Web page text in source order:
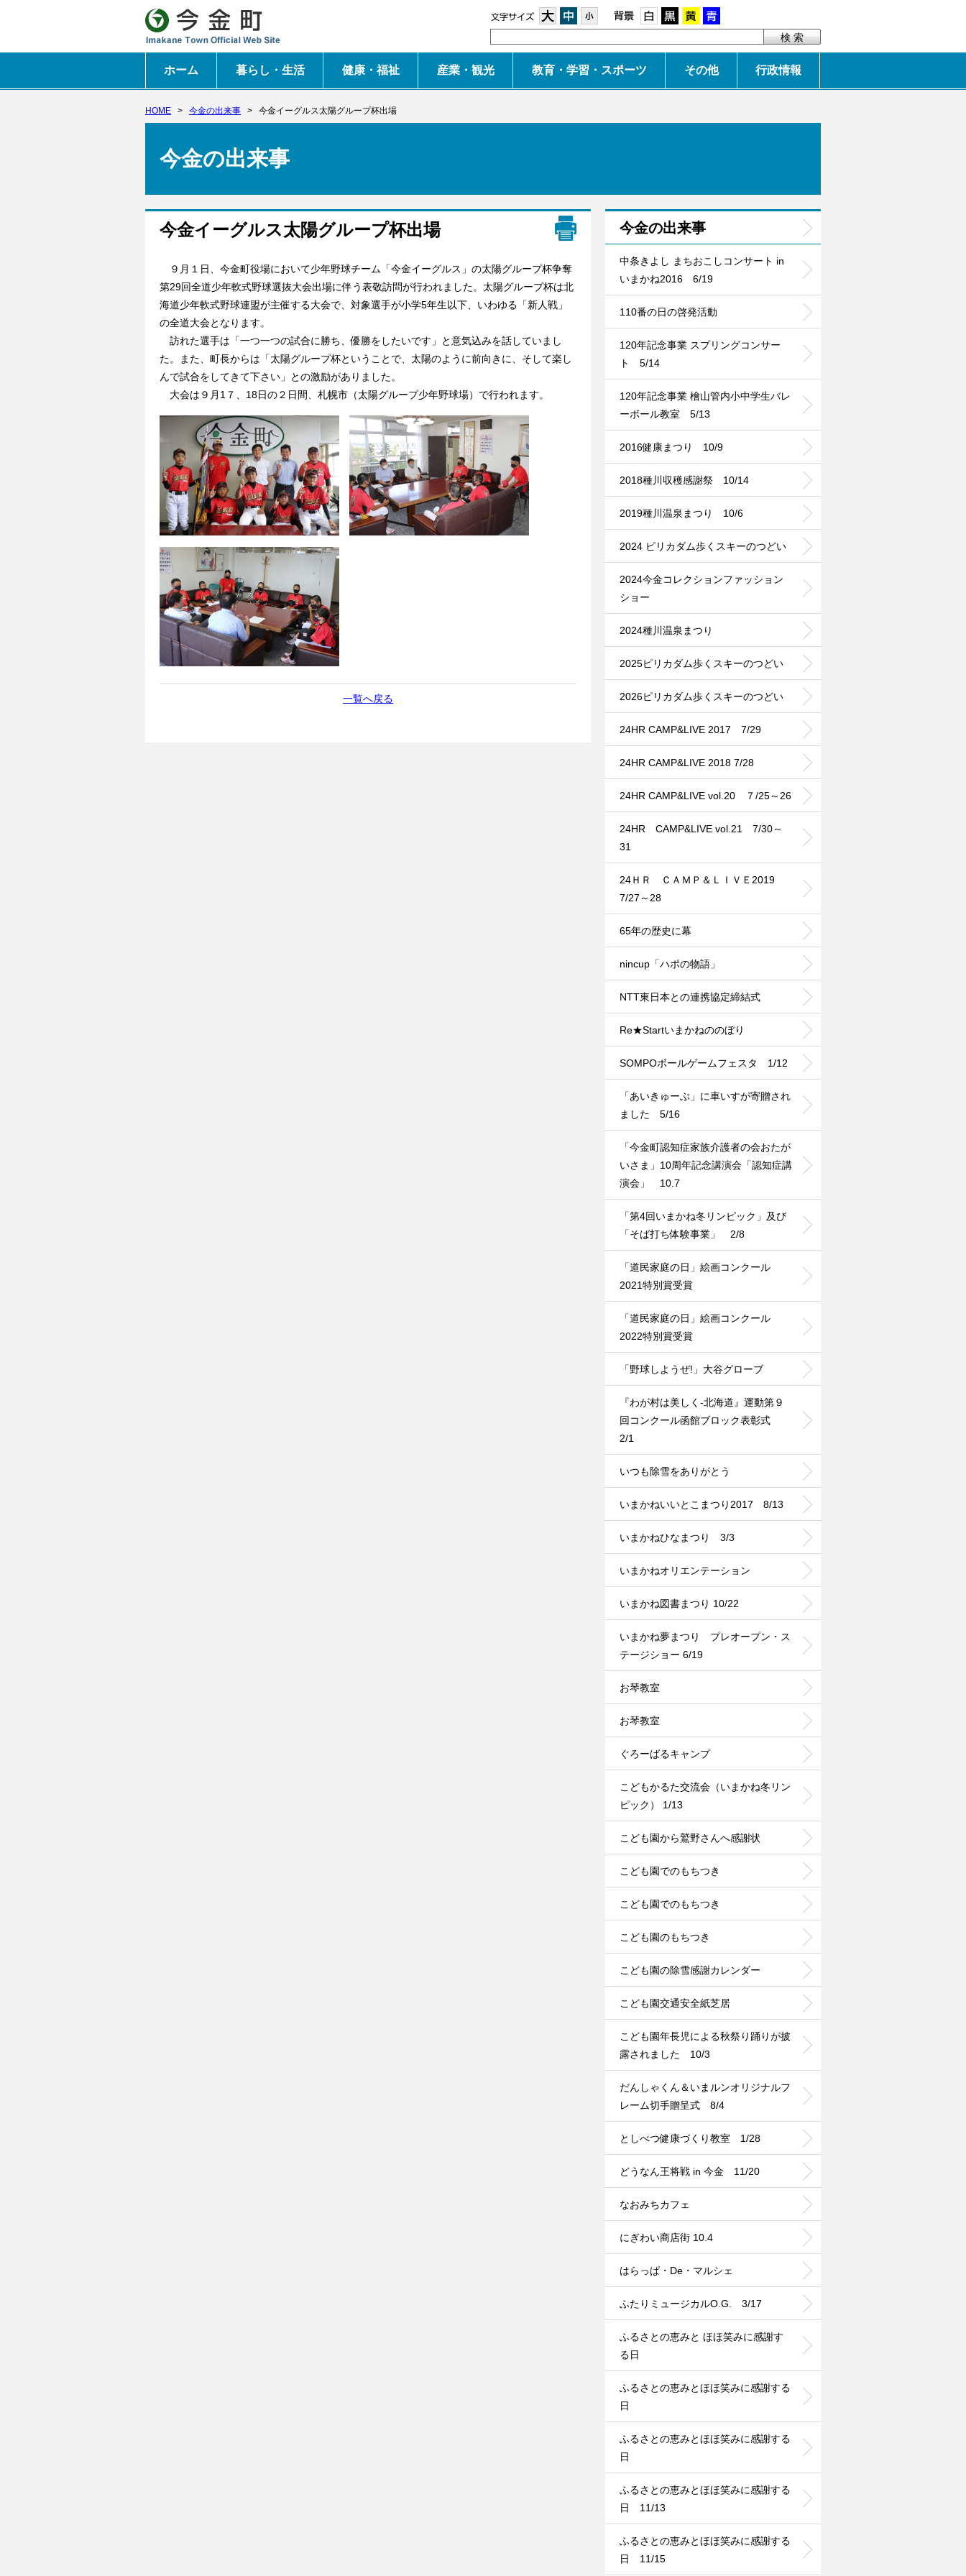
大 中 白 黒 黄
ホーム 暮らし・生活 健康・福祉 産業・観光 教育・学習・スポーツ その他 行政情報
HOME > 今金の出来事 > 今金イーグルス太陽グループ杯出場
今金の出来事
今金イーグルス太陽グループ杯出場
９月１日、今金町役場において少年野球チーム「今金イーグルス」の太陽グループ杯争奪
第29回全道少年軟式野球選抜大会出場に伴う表敬訪問が行われました。太陽グループ杯は北
海道少年軟式野球連盟が主催する大会で、対象選手が小学5年生以下、いわゆる「新人戦」
の全道大会となります。
訪れた選手は「一つ一つの試合に勝ち、優勝をしたいです」と意気込みを話していまし
た。また、町長からは「太陽グループ杯ということで、太陽のように前向きに、そして楽し
んで試合をしてきて下さい」との激励がありました。
大会は９月1７、18日の２日間、札幌市（太陽グループ少年野球場）で行われます。
一覧へ戻る
今金の出来事
中条きよし まちおこしコンサート in
いまかね2016 6/19
110番の日の啓発活動
120年記念事業 スプリングコンサー
ト 5/14
120年記念事業 檜山管内小中学生バレ
ーボール教室 5/13
2016健康まつり 10/9
2018種川収穫感謝祭 10/14
2019種川温泉まつり 10/6
2024 ピリカダム歩くスキーのつどい
2024今金コレクションファッション
ショー
2024種川温泉まつり
2025ピリカダム歩くスキーのつどい
2026ピリカダム歩くスキーのつどい
24HR CAMP&LIVE 2017 7/29
24HR CAMP&LIVE 2018 7/28
24HR CAMP&LIVE vol.20 ７/25～26
24HR CAMP&LIVE vol.21 7/30～
31
24ＨＲ ＣＡＭＰ＆ＬＩＶＥ2019
7/27～28
65年の歴史に幕
nincup「ハポの物語」
NTT東日本との連携協定締結式
Re★Startいまかねののぼり
SOMPOボールゲームフェスタ 1/12
「あいきゅーぶ」に車いすが寄贈され
ました 5/16
「今金町認知症家族介護者の会おたが
いさま」10周年記念講演会「認知症講
演会」 10.7
「第4回いまかね冬リンピック」及び
「そば打ち体験事業」 2/8
「道民家庭の日」絵画コンクール
2021特別賞受賞
「道民家庭の日」絵画コンクール
2022特別賞受賞
「野球しようぜ!」大谷グローブ
『わが村は美しく-北海道』運動第９
回コンクール函館ブロック表彰式
2/1
いつも除雪をありがとう
いまかねいいとこまつり2017 8/13
いまかねひなまつり 3/3
いまかねオリエンテーション
いまかね図書まつり 10/22
いまかね夢まつり プレオープン・ス
テージショー 6/19
お琴教室
お琴教室
ぐろーばるキャンプ
こどもかるた交流会（いまかね冬リン
ピック） 1/13
こども園から鷲野さんへ感謝状
こども園でのもちつき
こども園でのもちつき
こども園のもちつき
こども園の除雪感謝カレンダー
こども園交通安全紙芝居
こども園年長児による秋祭り踊りが披
露されました 10/3
だんしゃくん＆いまルンオリジナルフ
レーム切手贈呈式 8/4
としべつ健康づくり教室 1/28
どうなん王将戦 in 今金 11/20
なおみちカフェ
にぎわい商店街 10.4
はらっぱ・De・マルシェ
ふたりミュージカルO.G. 3/17
ふるさとの恵みと ほほ笑みに感謝す
る日
ふるさとの恵みとほほ笑みに感謝する
日
ふるさとの恵みとほほ笑みに感謝する
日
ふるさとの恵みとほほ笑みに感謝する
日 11/13
ふるさとの恵みとほほ笑みに感謝する
日 11/15